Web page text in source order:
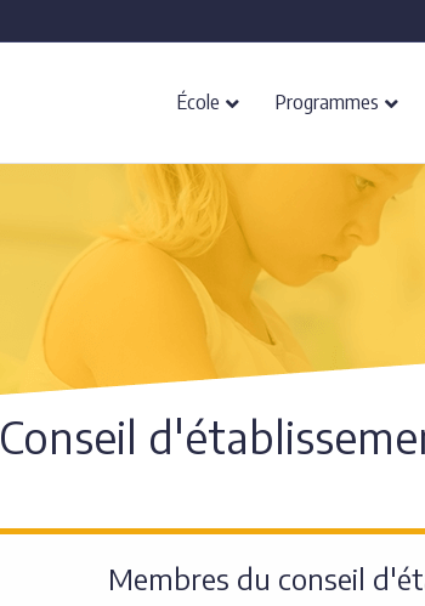
École Programmes
Conseil
Membres du conseil